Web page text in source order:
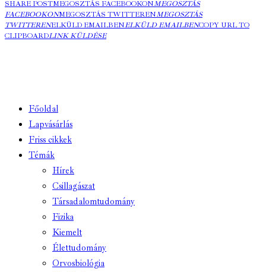
SHARE POSTMEGOSZTÁS FACEBOOKONMEGOSZTÁS
FACEBOOKONMEGOSZTÁS TWITTERENMEGOSZTÁS
TWITTERENELKÜLD EMAILBENELKÜLD EMAILBENCOPY URL TO
CLIPBOARDLINK KÜLDÉSE
Főoldal
Lapvásárlás
Friss cikkek
Témák
Hírek
Csillagászat
Társadalomtudomány
Fizika
Kiemelt
Élettudomány
Orvosbiológia